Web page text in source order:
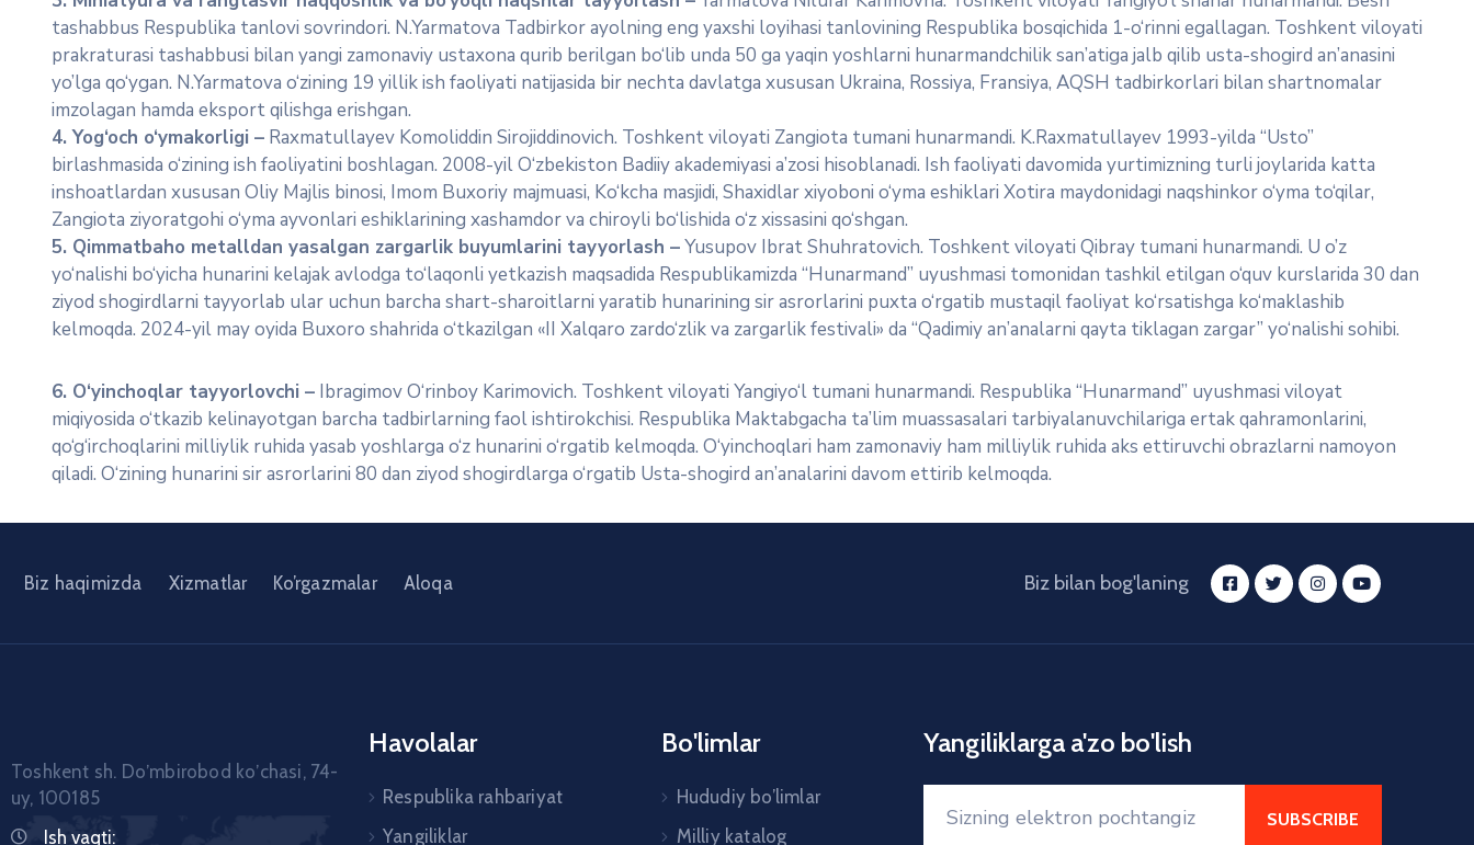
tashabbus Respublika tanlovi sovrindori. N.Yarmatova Tadbirkor ayolning eng yaxshi loyihasi tanlovining Respublika bosqichida 1-o‘rinni egallagan. Toshkent viloyati
prakraturasi tashabbusi bilan yangi zamonaviy ustaxona qurib berilgan bo‘lib unda 50 ga yaqin yoshlarni hunarmandchilik san’atiga jalb qilib usta-shogird an’anasini
yo’lga qo‘ygan. N.Yarmatova o‘zining 19 yillik ish faoliyati natijasida bir nechta davlatga xususan Ukraina, Rossiya, Fransiya, AQSH tadbirkorlari bilan shartnomalar
imzolagan hamda eksport qilishga erishgan.
4. Yog‘och o‘ymakorligi – Raxmatullayev Komoliddin Sirojiddinovich. Toshkent viloyati Zangiota tumani hunarmandi. K.Raxmatullayev 1993-yilda “Usto”
birlashmasida o‘zining ish faoliyatini boshlagan. 2008-yil O‘zbekiston Badiiy akademiyasi a’zosi hisoblanadi. Ish faoliyati davomida yurtimizning turli joylarida katta
inshoatlardan xususan Oliy Majlis binosi, Imom Buxoriy majmuasi, Ko‘kcha masjidi, Shaxidlar xiyoboni o‘yma eshiklari Xotira maydonidagi naqshinkor o‘yma to‘qilar,
Zangiota ziyoratgohi o‘yma ayvonlari eshiklarining xashamdor va chiroyli bo‘lishida o‘z xissasini qo‘shgan.
5. Qimmatbaho metalldan yasalgan zargarlik buyumlarini tayyorlash –Yusupov Ibrat Shuhratovich. Toshkent viloyati Qibray tumani hunarmandi. U o’z
yo‘nalishi bo‘yicha hunarini kelajak avlodga to‘laqonli yetkazish maqsadida Respublikamizda “Hunarmand” uyushmasi tomonidan tashkil etilgan o‘quv kurslarida 30 dan
ziyod shogirdlarni tayyorlab ular uchun barcha shart-sharoitlarni yaratib hunarining sir asrorlarini puxta o‘rgatib mustaqil faoliyat ko‘rsatishga ko‘maklashib
kelmoqda. 2024-yil may oyida Buxoro shahrida o‘tkazilgan «II Xalqaro zardo‘zlik va zargarlik festivali» da “Qadimiy an’analarni qayta tiklagan zargar” yo‘nalishi sohibi.
6. O‘yinchoqlar tayyorlovchi – Ibragimov O‘rinboy Karimovich. Toshkent viloyati Yangiyo‘l tumani hunarmandi. Respublika “Hunarmand” uyushmasi viloyat
miqiyosida o‘tkazib kelinayotgan barcha tadbirlarning faol ishtirokchisi. Respublika Maktabgacha ta’lim muassasalari tarbiyalanuvchilariga ertak qahramonlarini,
qo‘g‘irchoqlarini milliylik ruhida yasab yoshlarga o‘z hunarini o‘rgatib kelmoqda. O‘yinchoqlari ham zamonaviy ham milliylik ruhida aks ettiruvchi obrazlarni namoyon
qiladi. O‘zining hunarini sir asrorlarini 80 dan ziyod shogirdlarga o‘rgatib Usta-shogird an’analarini davom ettirib kelmoqda.
Biz haqimizda Xizmatlar Ko’rgazmalar Aloqa Biz bilan bog'laning
Toshkent sh. Doʼmbirobod koʼchasi, 74-
uy, 100185
Ish vaqti:
Havolalar
Respublika rahbariyat
Yangiliklar
Bo'limlar
Hududiy bo’limlar
Milliy katalog
Yangiliklarga a'zo bo'lish